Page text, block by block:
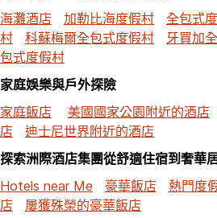
海灘酒店
加勒比海度假村 全包式
村
科蘇梅爾全包式度假村 牙買加
包式度假村
家庭娛樂與戶外探險
家庭飯店
美國國家公園附近的酒店
店
迪士尼世界附近的酒店
探索洲際酒店集團從舒適住宿到奢華
Hotels near Me
豪華飯店 熱門度
店
屢獲殊榮的豪華飯店